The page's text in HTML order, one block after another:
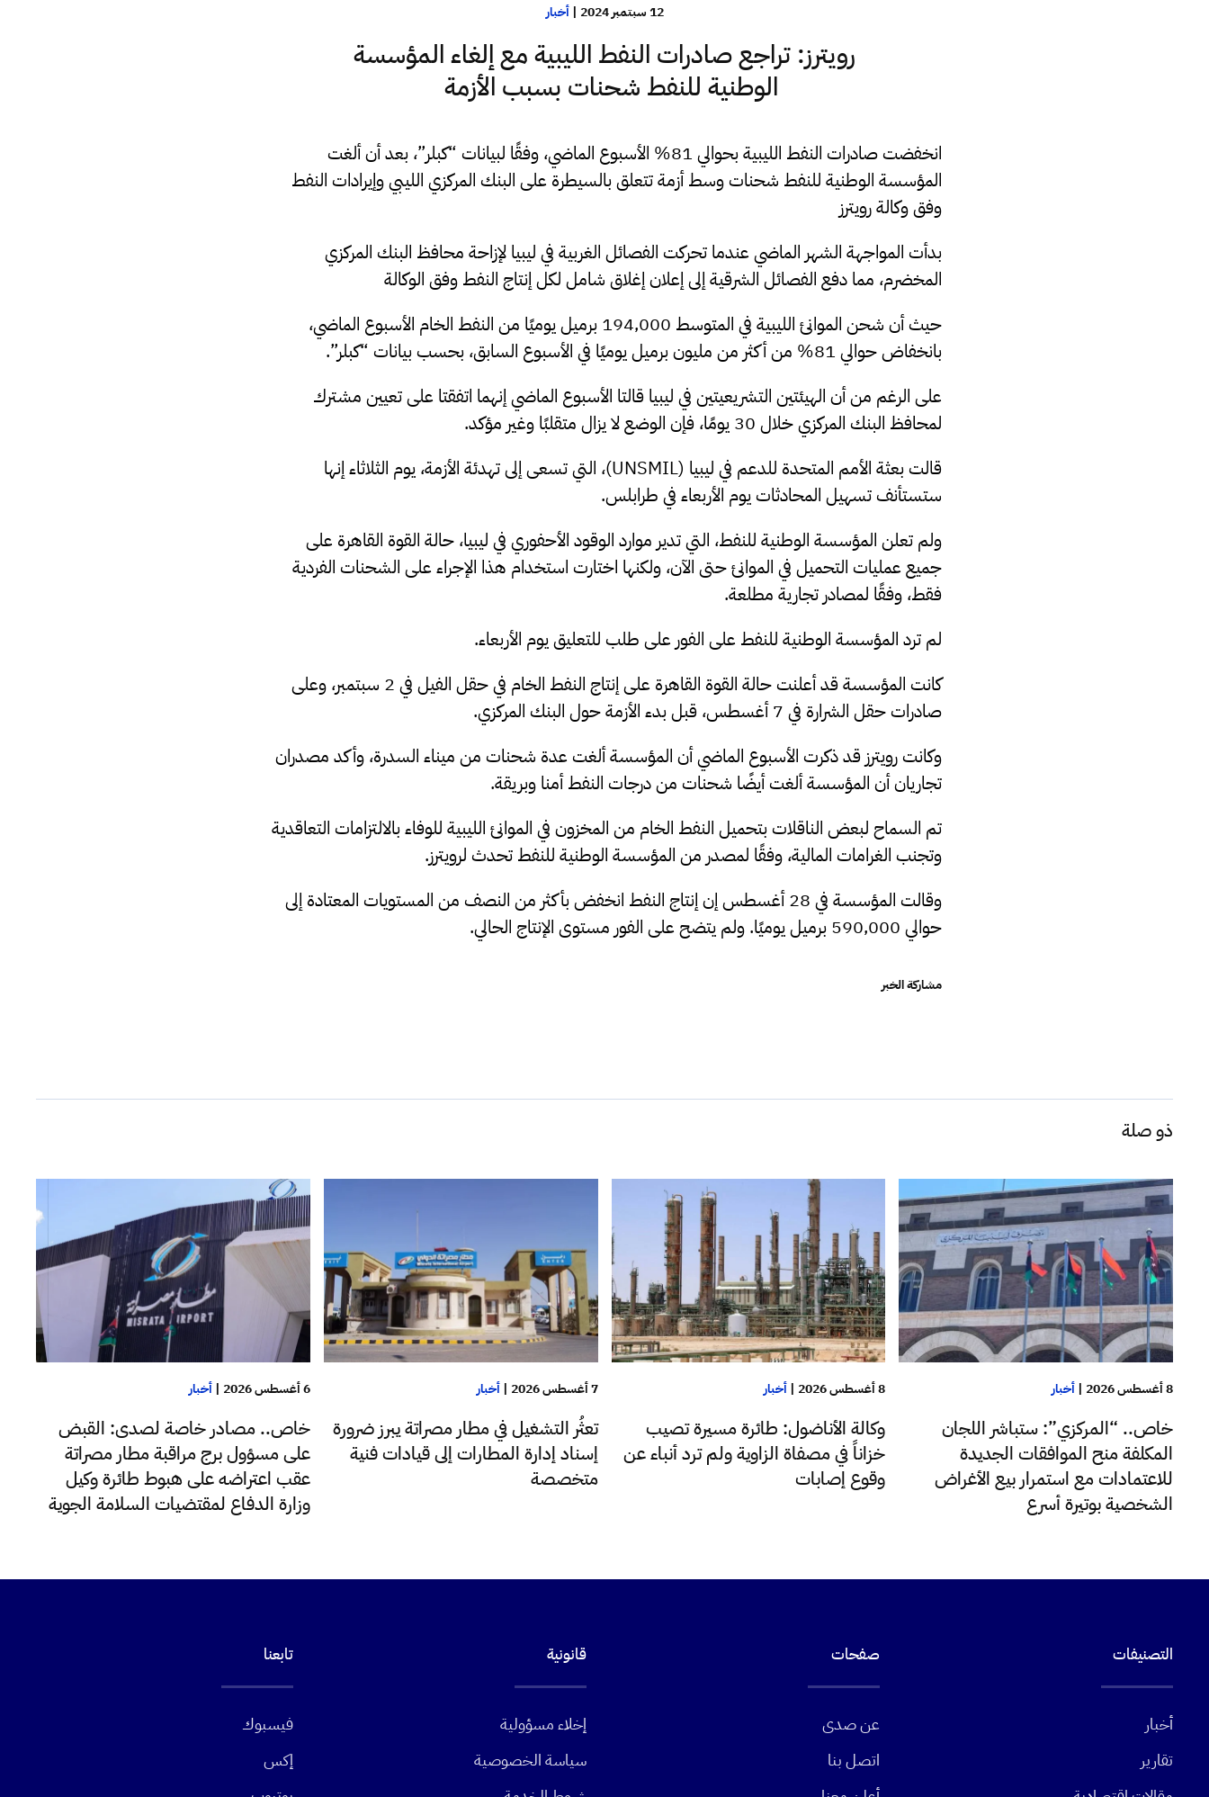
12 سبتمبر 2024 |أخبار
رويترز: تراجع صادرات النفط الليبية مع إلغاء المؤسسة
الوطنية للنفط شحنات بسبب الأزمة
انخفضت صادرات النفط الليبية بحوالي 81% الأسبوع الماضي، وفقًا لبيانات “كبلر”، بعد أن ألغت
المؤسسة الوطنية للنفط شحنات وسط أزمة تتعلق بالسيطرة على البنك المركزي الليبي وإيرادات النفط
وفق وكالة رويترز
بدأت المواجهة الشهر الماضي عندما تحركت الفصائل الغربية في ليبيا لإزاحة محافظ البنك المركزي
المخضرم، مما دفع الفصائل الشرقية إلى إعلان إغلاق شامل لكل إنتاج النفط وفق الوكالة
حيث أن شحن الموانئ الليبية في المتوسط 194,000 برميل يوميًا من النفط الخام الأسبوع الماضي،
بانخفاض حوالي 81% من أكثر من مليون برميل يوميًا في الأسبوع السابق، بحسب بيانات “كبلر”.
على الرغم من أن الهيئتين التشريعيتين في ليبيا قالتا الأسبوع الماضي إنهما اتفقتا على تعيين مشترك
لمحافظ البنك المركزي خلال 30 يومًا، فإن الوضع لا يزال متقلبًا وغير مؤكد.
قالت بعثة الأمم المتحدة للدعم في ليبيا (UNSMIL)، التي تسعى إلى تهدئة الأزمة، يوم الثلاثاء إنها
ستستأنف تسهيل المحادثات يوم الأربعاء في طرابلس.
ولم تعلن المؤسسة الوطنية للنفط، التي تدير موارد الوقود الأحفوري في ليبيا، حالة القوة القاهرة على
جميع عمليات التحميل في الموانئ حتى الآن، ولكنها اختارت استخدام هذا الإجراء على الشحنات الفردية
فقط، وفقًا لمصادر تجارية مطلعة.
لم ترد المؤسسة الوطنية للنفط على الفور على طلب للتعليق يوم الأربعاء.
كانت المؤسسة قد أعلنت حالة القوة القاهرة على إنتاج النفط الخام في حقل الفيل في 2 سبتمبر، وعلى
صادرات حقل الشرارة في 7 أغسطس، قبل بدء الأزمة حول البنك المركزي.
وكانت رويترز قد ذكرت الأسبوع الماضي أن المؤسسة ألغت عدة شحنات من ميناء السدرة، وأكد مصدران
تجاريان أن المؤسسة ألغت أيضًا شحنات من درجات النفط أمنا وبريقة.
تم السماح لبعض الناقلات بتحميل النفط الخام من المخزون في الموانئ الليبية للوفاء بالالتزامات التعاقدية
وتجنب الغرامات المالية، وفقًا لمصدر من المؤسسة الوطنية للنفط تحدث لرويترز.
وقالت المؤسسة في 28 أغسطس إن إنتاج النفط انخفض بأكثر من النصف من المستويات المعتادة إلى
حوالي 590,000 برميل يوميًا. ولم يتضح على الفور مستوى الإنتاج الحالي.
مشاركة الخبر
ذو صلة
8 أغسطس 2026 | أخبار
خاص.. “المركزي”: ستباشر اللجان
المكلفة منح الموافقات الجديدة
للاعتمادات مع استمرار بيع الأغراض
الشخصية بوتيرة أسرع
8 أغسطس 2026 | أخبار
وكالة الأناضول: طائرة مسيرة تصيب
خزاناً في مصفاة الزاوية ولم ترد أنباء عن
وقوع إصابات
7 أغسطس 2026 |أخبار
تعثُر التشغيل في مطار مصراتة يبرز ضرورة
إسناد إدارة المطارات إلى قيادات فنية
متخصصة
6 أغسطس 2026 |أخبار
خاص.. مصادر خاصة لصدى: القبض
على مسؤول برج مراقبة مطار مصراتة
عقب اعتراضه على هبوط طائرة وكيل
وزارة الدفاع لمقتضيات السلامة الجوية
التصنيفات
أخبار
تقارير
صفحات
عن صدى
اتصل بنا
قانونية
إخلاء مسؤولية
سياسة الخصوصية
تابعنا
فيسبوك
إكس